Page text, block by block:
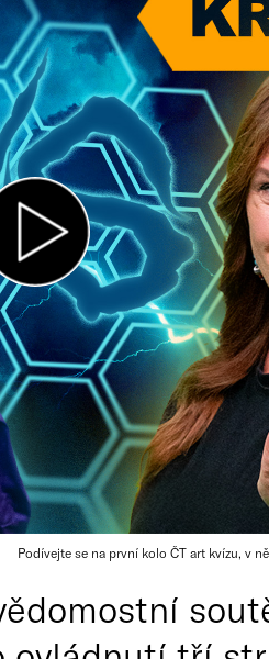
Podívejte se na první kolo ČT art kvízu, v